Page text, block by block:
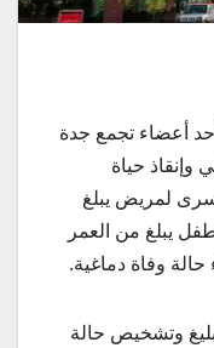
أعضاء تجمع جدة
وإنقاذ حياة
لمريض يبلغ
لطفل يبلغ من العمر
وتشخيص حالة